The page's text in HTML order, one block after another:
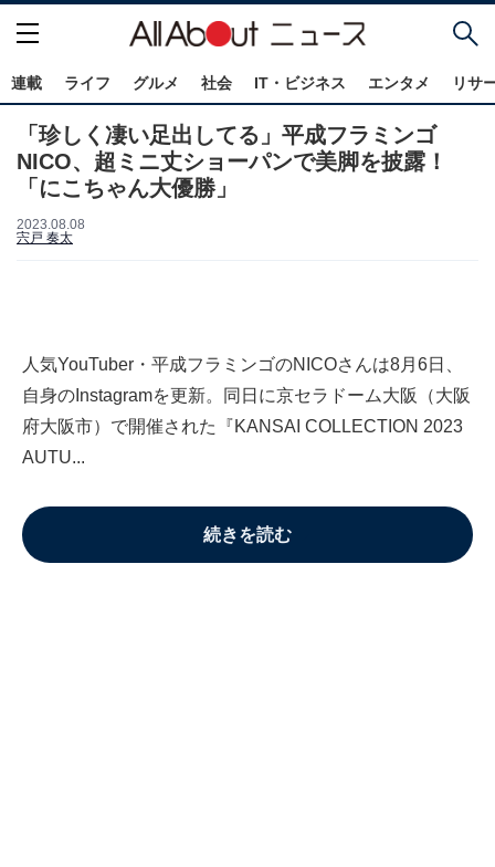
連載 ライフ グルメ 社会 IT・ビジネス エンタメ リサ
「珍しく凄い足出してる」平成フラミンゴ
NICO、超ミニ丈ショーパンで美脚を披露！
「にこちゃん大優勝」
2023.08.08
宍戸 奏太
人気YouTuber・平成フラミンゴのNICOさんは8月6日、
自身のInstagramを更新。同日に京セラドーム大阪（大阪
府大阪市）で開催された『KANSAI COLLECTION 2023
AUTU...
続きを読む